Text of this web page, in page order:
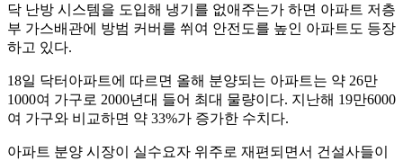
닥 난방 시스템을 도입해 냉기를 없애주는가 하면 아파트 저층
부 가스배관에 방범 커버를 쒸여 안전도를 높인 아파트도 등장
하고 있다.
18일 닥터아파트에 따르면 올해 분양되는 아파트는 약 26만
1000여 가구로 2000년대 들어 최대 물량이다. 지난해 19만6000
여 가구와 비교하면 약 33%가 증가한 수치다.
아파트 분양 시장이 실수요자 위주로 재편되면서 건설사들이